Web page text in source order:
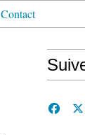
Contact